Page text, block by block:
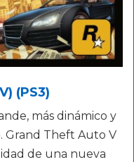
(PS3)
más dinámico y
Grand Theft Auto V
de una nueva